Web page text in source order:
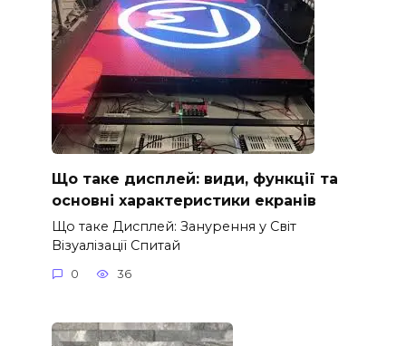
Що таке дисплей: види, функції та
основні характеристики екранів
Що таке Дисплей: Занурення у Світ
Візуалізації Спитай
0 36